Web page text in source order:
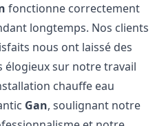
fonctionne correctement
longtemps. Nos clients
nous ont laissé des
élogieux sur notre travail
chauffe eau
Gan, soulignant notre